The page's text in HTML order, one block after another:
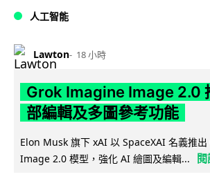
人工智能
Lawton 18 小時
Grok Imagine Image 2.0
部編輯及多圖參考功能
Elon Musk 旗下 xAI 以 SpaceXAI 名義推
Image 2.0 模型，強化 AI 繪圖及編輯...